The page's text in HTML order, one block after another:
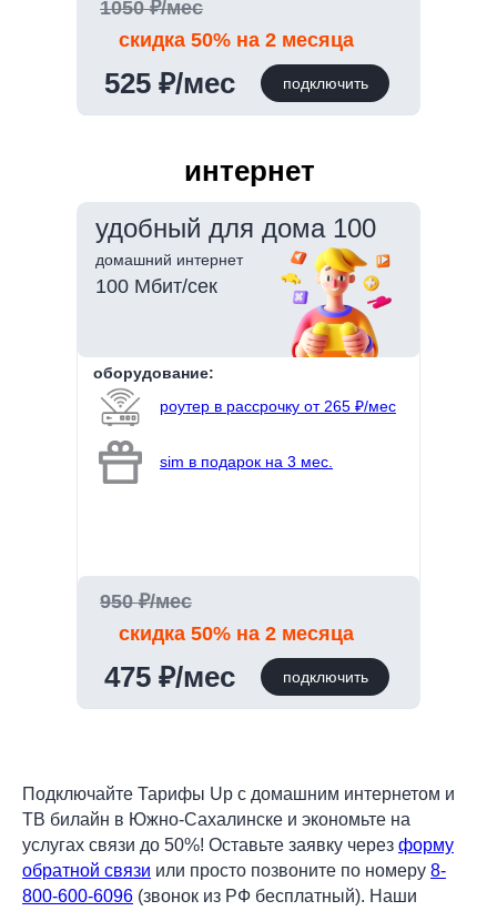
525 ₽/мес
1050 ₽/мес
скидка 50% на 2 месяца
подключить
интернет
удобный для дома 100
домашний интернет
100 Мбит/сек
475 ₽/мес
950 ₽/мес
скидка 50% на 2 месяца
роутер в рассрочку от 265 ₽/мес
sim в подарок на 3 мес.
оборудование:
подключить
Подключайте Тарифы Up с домашним интернетом и
ТВ билайн в Южно-Сахалинске и экономьте на
услугах связи до 50%! Оставьте заявку через форму
обратной связи или просто позвоните по номеру 8-
800-600-6096 (звонок из РФ бесплатный). Наши